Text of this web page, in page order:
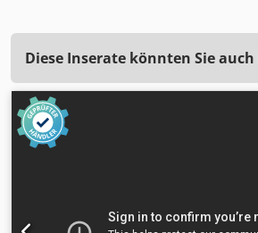
Diese Inserate könnten Sie